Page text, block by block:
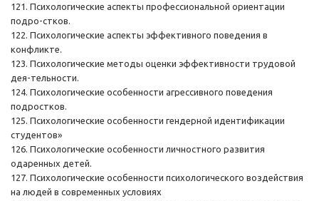
121. Психологические аспекты профессиональной ориентации
подро-стков.
122. Психологические аспекты эффективного поведения в
конфликте.
123. Психологические методы оценки эффективности трудовой
дея-тельности.
124. Психологические особенности агрессивного поведения
подростков.
125. Психологические особенности гендерной идентификации
студентов»
126. Психологические особенности личностного развития
одаренных детей.
127. Психологические особенности психологического воздействия
на людей в современных условиях